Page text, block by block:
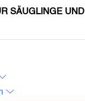
SÄUGLINGE UND